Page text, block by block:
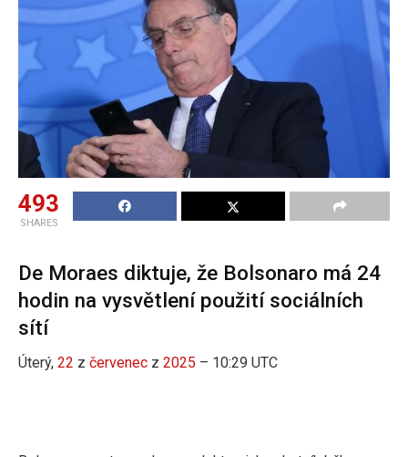
493
SHARES
De Moraes diktuje, že Bolsonaro má 24
hodin na vysvětlení použití sociálních
sítí
Úterý, 22 z červenec z 2025 – 10:29 UTC